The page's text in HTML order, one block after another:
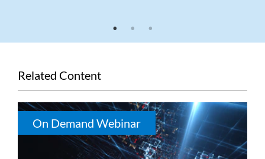
1 2 3
Related Content
On Demand Webinar